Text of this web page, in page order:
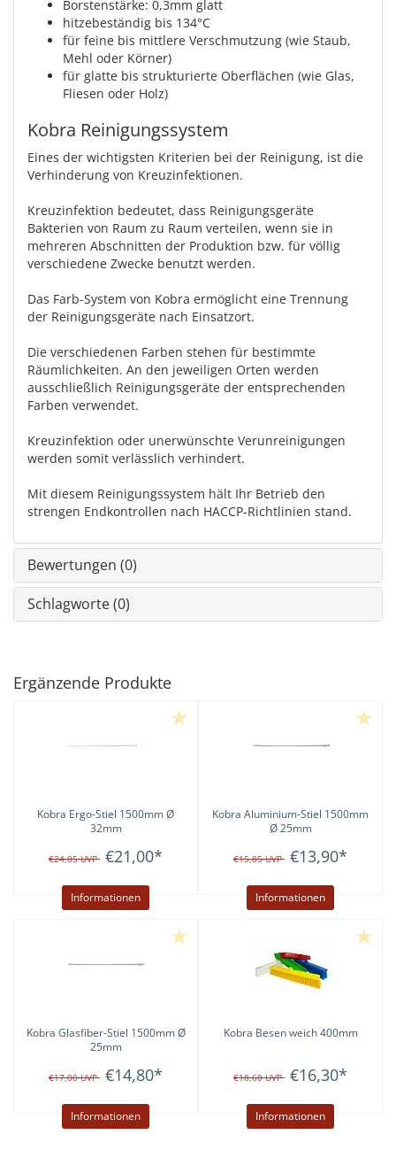
Borstenstärke: 0,3mm glatt
hitzebeständig bis 134°C
für feine bis mittlere Verschmutzung (wie Staub,
Mehl oder Körner)
für glatte bis strukturierte Oberflächen (wie Glas,
Fliesen oder Holz)
Kobra Reinigungssystem
Eines der wichtigsten Kriterien bei der Reinigung, ist die
Verhinderung von Kreuzinfektionen.
Kreuzinfektion bedeutet, dass Reinigungsgeräte
Bakterien von Raum zu Raum verteilen, wenn sie in
mehreren Abschnitten der Produktion bzw. für völlig
verschiedene Zwecke benutzt werden.
Das Farb-System von Kobra ermöglicht eine Trennung
der Reinigungsgeräte nach Einsatzort.
Die verschiedenen Farben stehen für bestimmte
Räumlichkeiten. An den jeweiligen Orten werden
ausschließlich Reinigungsgeräte der entsprechenden
Farben verwendet.
Kreuzinfektion oder unerwünschte Verunreinigungen
werden somit verlässlich verhindert.
Mit diesem Reinigungssystem hält Ihr Betrieb den
strengen Endkontrollen nach HACCP-Richtlinien stand.
Bewertungen (0)
Schlagworte (0)
Ergänzende Produkte
Kobra Ergo-Stiel 1500mm Ø
32mm
€24,05UVP €21,00*
Informationen
Kobra Aluminium-Stiel 1500mm
Ø 25mm
€15,85UVP €13,90*
Informationen
Kobra Glasfiber-Stiel 1500mm Ø
25mm
€17,00UVP €14,80*
Informationen
Kobra Besen weich 400mm
€18,60UVP €16,30*
Informationen